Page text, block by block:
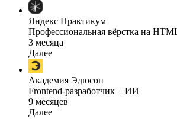
Яндекс Практикум
Профессиональная вёрстка на
3 месяца
Далее
Академия Эдюсон
Frontend-разработчик + ИИ
9 месяцев
Далее